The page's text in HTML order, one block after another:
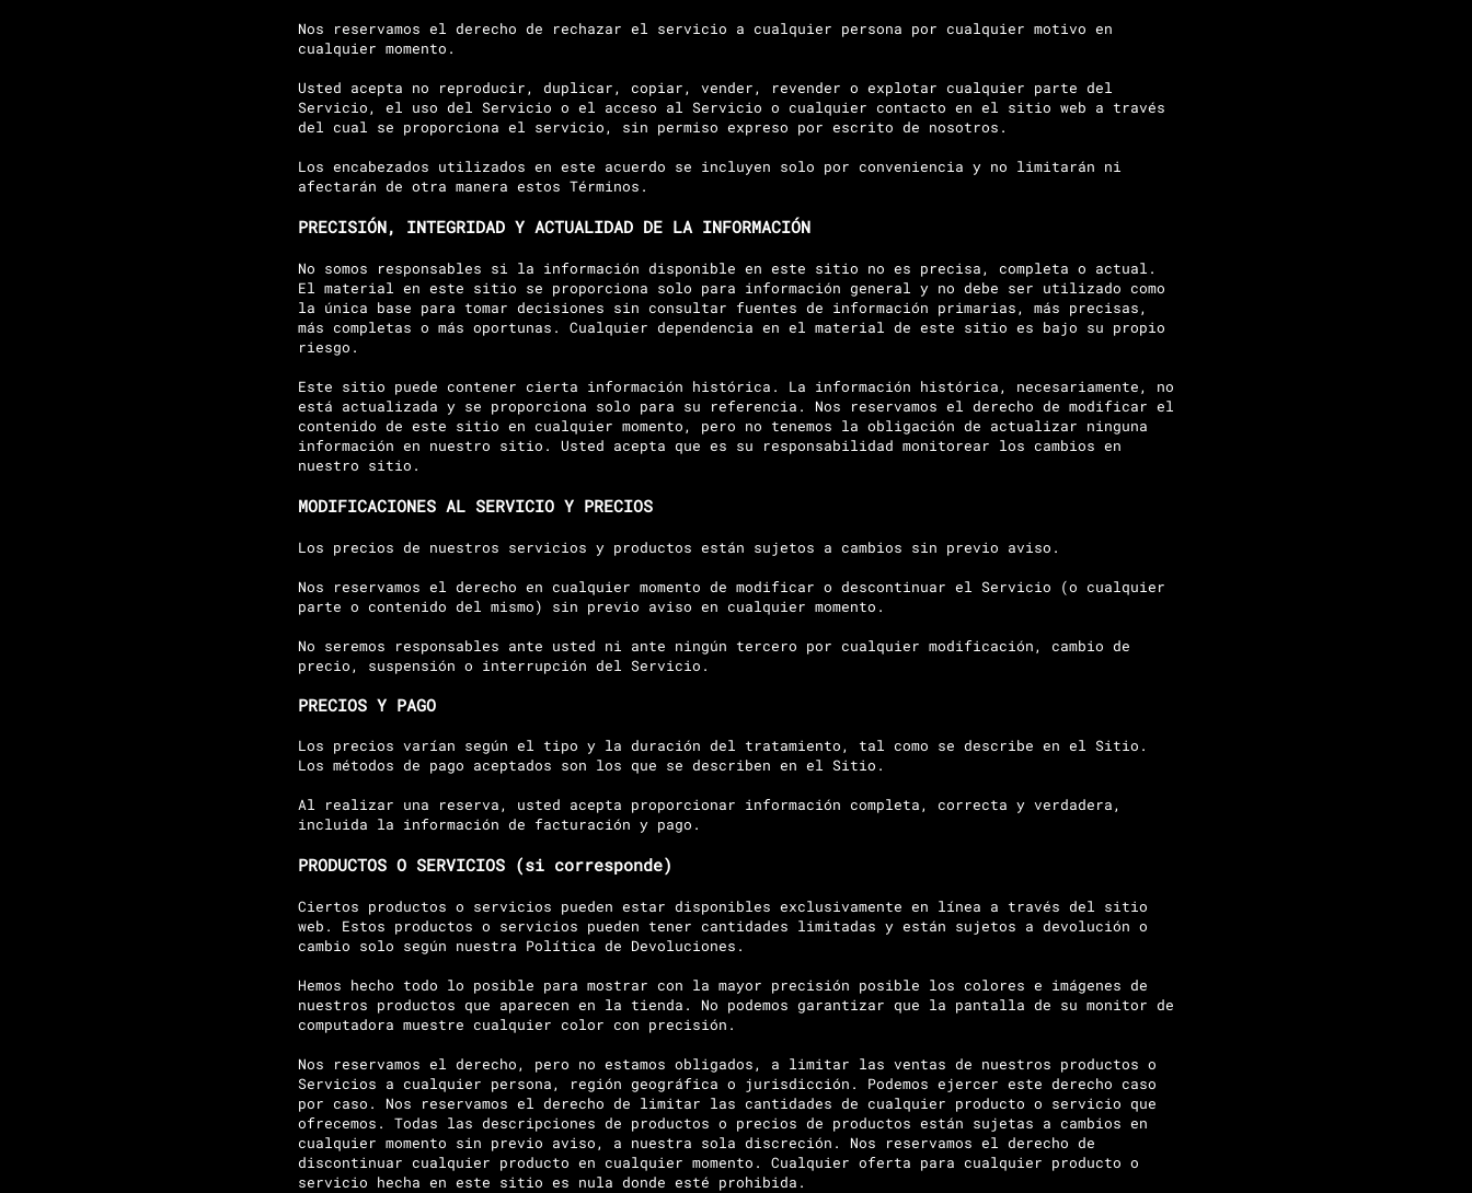
Nos reservamos el derecho de rechazar el servicio a cualquier persona por cualquier motivo en
cualquier momento.
Usted acepta no reproducir, duplicar, copiar, vender, revender o explotar cualquier parte del
Servicio, el uso del Servicio o el acceso al Servicio o cualquier contacto en el sitio web a través
del cual se proporciona el servicio, sin permiso expreso por escrito de nosotros.
Los encabezados utilizados en este acuerdo se incluyen solo por conveniencia y no limitarán ni
afectarán de otra manera estos Términos.
PRECISIÓN, INTEGRIDAD Y ACTUALIDAD DE LA INFORMACIÓN
No somos responsables si la información disponible en este sitio no es precisa, completa o actual.
El material en este sitio se proporciona solo para información general y no debe ser utilizado como
la única base para tomar decisiones sin consultar fuentes de información primarias, más precisas,
más completas o más oportunas. Cualquier dependencia en el material de este sitio es bajo su propio
riesgo.
Este sitio puede contener cierta información histórica. La información histórica, necesariamente, no
está actualizada y se proporciona solo para su referencia. Nos reservamos el derecho de modificar el
contenido de este sitio en cualquier momento, pero no tenemos la obligación de actualizar ninguna
información en nuestro sitio. Usted acepta que es su responsabilidad monitorear los cambios en
nuestro sitio.
MODIFICACIONES AL SERVICIO Y PRECIOS
Los precios de nuestros servicios y productos están sujetos a cambios sin previo aviso.
Nos reservamos el derecho en cualquier momento de modificar o descontinuar el Servicio (o cualquier
parte o contenido del mismo) sin previo aviso en cualquier momento.
No seremos responsables ante usted ni ante ningún tercero por cualquier modificación, cambio de
precio, suspensión o interrupción del Servicio.
PRECIOS Y PAGO
Los precios varían según el tipo y la duración del tratamiento, tal como se describe en el Sitio.
Los métodos de pago aceptados son los que se describen en el Sitio.
Al realizar una reserva, usted acepta proporcionar información completa, correcta y verdadera,
incluida la información de facturación y pago.
PRODUCTOS O SERVICIOS (si corresponde)
Ciertos productos o servicios pueden estar disponibles exclusivamente en línea a través del sitio
web. Estos productos o servicios pueden tener cantidades limitadas y están sujetos a devolución o
cambio solo según nuestra Política de Devoluciones.
Hemos hecho todo lo posible para mostrar con la mayor precisión posible los colores e imágenes de
nuestros productos que aparecen en la tienda. No podemos garantizar que la pantalla de su monitor de
computadora muestre cualquier color con precisión.
Nos reservamos el derecho, pero no estamos obligados, a limitar las ventas de nuestros productos o
Servicios a cualquier persona, región geográfica o jurisdicción. Podemos ejercer este derecho caso
por caso. Nos reservamos el derecho de limitar las cantidades de cualquier producto o servicio que
ofrecemos. Todas las descripciones de productos o precios de productos están sujetas a cambios en
cualquier momento sin previo aviso, a nuestra sola discreción. Nos reservamos el derecho de
discontinuar cualquier producto en cualquier momento. Cualquier oferta para cualquier producto o
servicio hecha en este sitio es nula donde esté prohibida.